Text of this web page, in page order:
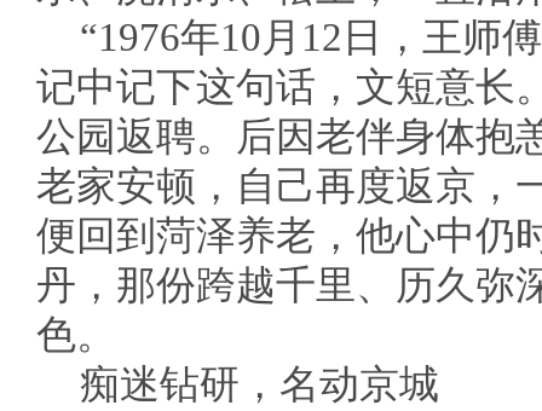
“1976年10月12日，王师
记中记下这句话，文短意长
公园返聘。后因老伴身体抱
老家安顿，自己再度返京，
便回到菏泽养老，他心中仍
丹，那份跨越千里、历久弥
色。
痴迷钻研，名动京城